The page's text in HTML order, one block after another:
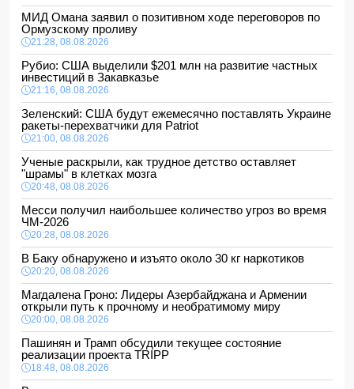
МИД Омана заявил о позитивном ходе переговоров по
Ормузскому проливу
21:28, 08.08.2026
Рубио: США выделили $201 млн на развитие частных
инвестиций в Закавказье
21:16, 08.08.2026
Зеленский: США будут ежемесячно поставлять Украине
ракеты-перехватчики для Patriot
21:00, 08.08.2026
Ученые раскрыли, как трудное детство оставляет
"шрамы" в клетках мозга
20:48, 08.08.2026
Месси получил наибольшее количество угроз во время
ЧМ-2026
20:28, 08.08.2026
В Баку обнаружено и изъято около 30 кг наркотиков
20:20, 08.08.2026
Магдалена Гроно: Лидеры Азербайджана и Армении
открыли путь к прочному и необратимому миру
20:00, 08.08.2026
Пашинян и Трамп обсудили текущее состояние
реализации проекта TRIPP
18:48, 08.08.2026